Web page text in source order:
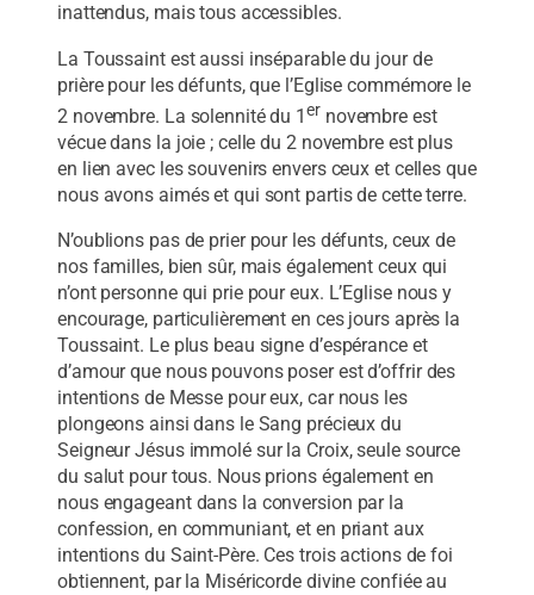
inattendus, mais tous accessibles.
La Toussaint est aussi inséparable du jour de
prière pour les défunts, que l’Eglise commémore le
2 novembre. La solennité du 1ernovembre est
vécue dans la joie ; celle du 2 novembre est plus
en lien avec les souvenirs envers ceux et celles que
nous avons aimés et qui sont partis de cette terre.
N’oublions pas de prier pour les défunts, ceux de
nos familles, bien sûr, mais également ceux qui
n’ont personne qui prie pour eux. L’Eglise nous y
encourage, particulièrement en ces jours après la
Toussaint. Le plus beau signe d’espérance et
d’amour que nous pouvons poser est d’offrir des
intentions de Messe pour eux, car nous les
plongeons ainsi dans le Sang précieux du
Seigneur Jésus immolé sur la Croix, seule source
du salut pour tous. Nous prions également en
nous engageant dans la conversion par la
confession, en communiant, et en priant aux
intentions du Saint-Père. Ces trois actions de foi
obtiennent, par la Miséricorde divine confiée au